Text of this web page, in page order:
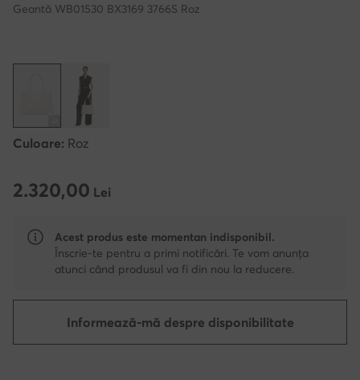
Geantă WB01530 BX3169 3766S Roz
Culoare: Roz
2.320,00 Lei
2.320,00 Lei
Acest produs este momentan indisponibil.
Înscrie-te pentru a primi notificări. Te vom anunța
atunci când produsul va fi din nou la reducere.
Informează-mă despre disponibilitate